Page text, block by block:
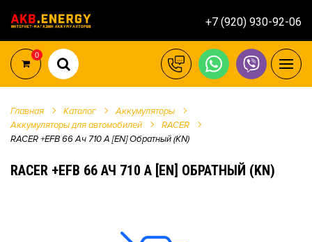
+7 (920) 930-92-06
0
Главная Каталог
Аккумуляторы
Аккумуляторы для автомобилей
RACER
RACER +EFB 66 Ач 710 А [EN] Обратный (KN)
RACER +EFB 66 АЧ 710 А [EN] ОБРАТНЫЙ (KN)